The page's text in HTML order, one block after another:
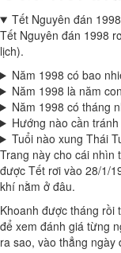
Tết Nguyên đán
Tết Nguyên đán 1998
lịch).
Năm 1998 có bao
Năm 1998 là năm
Năm 1998 có tháng
Hướng nào cần
Tuổi nào xung Thái
Trang này cho cái nhìn
được Tết rơi vào 28/1/
khí nằm ở đâu.
Khoanh được tháng rồi
để xem đánh giá từng
ra sao, vào thẳng ngày